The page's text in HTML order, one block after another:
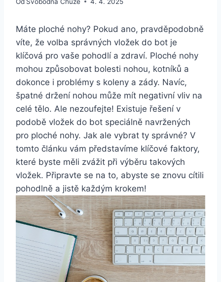
Máte ploché nohy? Pokud ano, pravděpodobně
víte, že volba správných vložek do bot je
klíčová pro vaše pohodlí a zdraví. Ploché nohy
mohou způsobovat bolesti nohou, kotníků a
dokonce i problémy s koleny a zády. Navíc,
špatné držení nohou může mít negativní vliv na
celé tělo. Ale nezoufejte! Existuje řešení v
podobě vložek do bot speciálně navržených
pro ploché nohy. Jak ale vybrat ty správné? V
tomto článku vám představíme klíčové faktory,
které byste měli zvážit při výběru takových
vložek. Připravte se na to, abyste se znovu cítili
pohodlně a jistě každým krokem!